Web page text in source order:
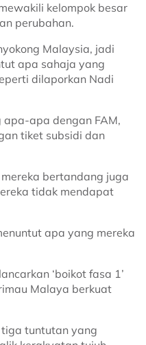
kelompok besar
perubahan.
Malaysia, jadi
apa sahaja yang
dilaporkan Nadi
apa dengan FAM,
tiket subsidi dan
bertandang juga
tidak mendapat
apa yang mereka
‘boikot fasa 1’
Malaya berkuat
tuntutan yang